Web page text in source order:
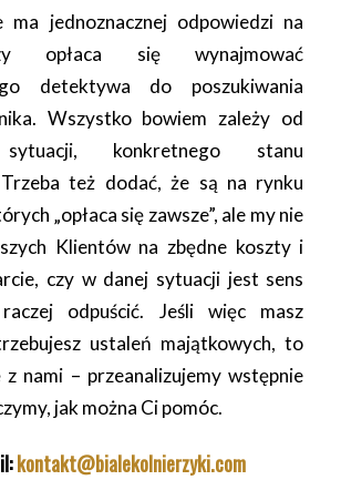
ma jednoznacznej odpowiedzi na
opłaca się wynajmować
detektywa do poszukiwania
Wszystko bowiem zależy od
konkretnego stanu
też dodać, że są na rynku
„opłaca się zawsze”, ale my nie
Klientów na zbędne koszty i
czy w danej sytuacji jest sens
odpuścić. Jeśli więc masz
ustaleń majątkowych, to
nami – przeanalizujemy wstępnie
jak można Ci pomóc.
kontakt@bialekolnierzyki.com